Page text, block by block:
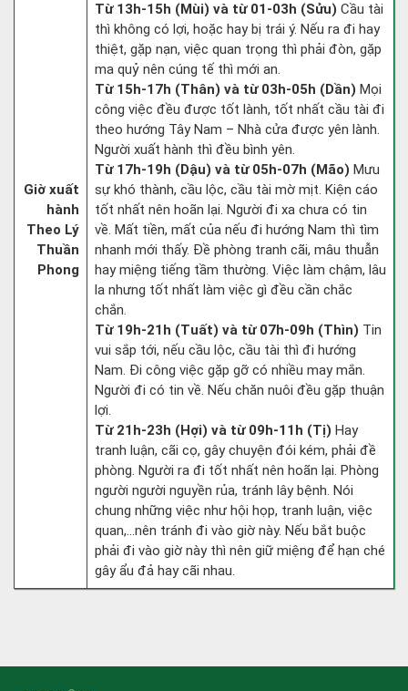
Giờ xuất
hành
Theo Lý
Thuần
Phong
Từ 13h-15h (Mùi) và từ 01-03h (Sửu) Cầu tài
thì không có lợi, hoặc hay bị trái ý. Nếu ra đi hay
thiệt, gặp nạn, việc quan trọng thì phải đòn, gặp
ma quỷ nên cúng tế thì mới an.
Từ 15h-17h (Thân) và từ 03h-05h (Dần) Mọi
công việc đều được tốt lành, tốt nhất cầu tài đi
theo hướng Tây Nam – Nhà cửa được yên lành.
Người xuất hành thì đều bình yên.
Từ 17h-19h (Dậu) và từ 05h-07h (Mão) Mưu
sự khó thành, cầu lộc, cầu tài mờ mịt. Kiện cáo
tốt nhất nên hoãn lại. Người đi xa chưa có tin
về. Mất tiền, mất của nếu đi hướng Nam thì tìm
nhanh mới thấy. Đề phòng tranh cãi, mâu thuẫn
hay miệng tiếng tầm thường. Việc làm chậm, lâu
la nhưng tốt nhất làm việc gì đều cần chắc
chắn.
Từ 19h-21h (Tuất) và từ 07h-09h (Thìn) Tin
vui sắp tới, nếu cầu lộc, cầu tài thì đi hướng
Nam. Đi công việc gặp gỡ có nhiều may mắn.
Người đi có tin về. Nếu chăn nuôi đều gặp thuận
lợi.
Từ 21h-23h (Hợi) và từ 09h-11h (Tị) Hay
tranh luận, cãi cọ, gây chuyện đói kém, phải đề
phòng. Người ra đi tốt nhất nên hoãn lại. Phòng
người người nguyền rủa, tránh lây bệnh. Nói
chung những việc như hội họp, tranh luận, việc
quan,…nên tránh đi vào giờ này. Nếu bắt buộc
phải đi vào giờ này thì nên giữ miệng để hạn ché
gây ẩu đả hay cãi nhau.